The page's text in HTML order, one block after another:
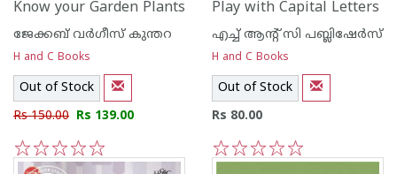
Know your Garden Plants
ജേക്കബ്‌ വര്‍ഗീസ്‌ കുന്തറ
H and C Books
Out of Stock
Rs 150.00 Rs 139.00
5
4
3
2
1
Play with Capital Letters
എച്ച് ആന്റ്‌ സി പബ്ലിഷേര്‍സ്
H and C Books
Out of Stock
Rs 80.00
5
4
3
2
1